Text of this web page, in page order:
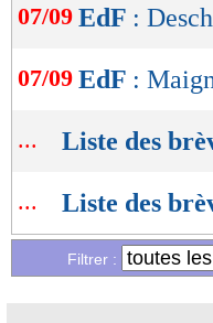
07/09 EdF :
07/09 EdF :
... Liste des
... Liste des
Filtrer :